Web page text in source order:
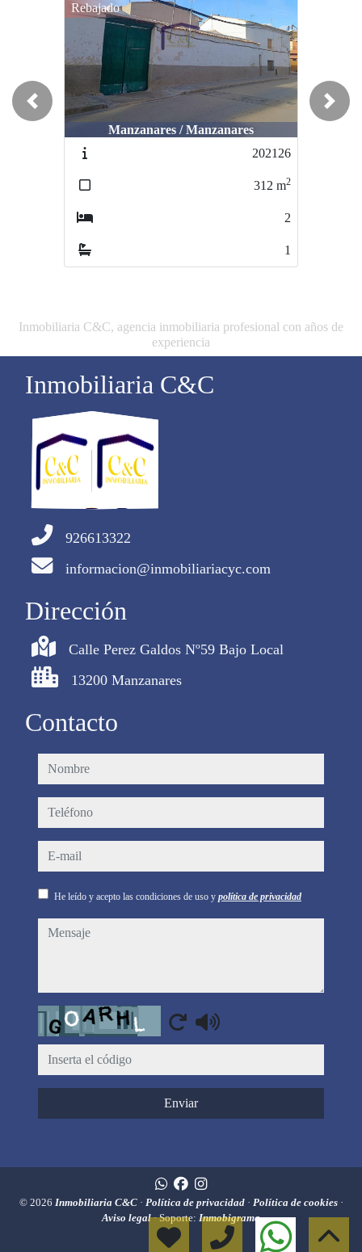
Manzanares / Manzanares
Rebajado
202126
m2
Manzanares / Gran teatro
Previous Next
Inmobiliaria C&C, agencia inmobiliaria profesional con años de
experiencia
Inmobiliaria C&C
926613322
informacion@inmobiliariacyc.com
Dirección
Calle Perez Galdos Nº59 Bajo Local
13200 Manzanares
Contacto
nombre
teléfono
e-mail
He leído y acepto las condiciones de uso y política de privacidad
mensaje
Captcha
Enviar
© 2026 Inmobiliaria C&C · Política de privacidad · Política de cookies ·
Aviso legal· Soporte: Inmobigrama